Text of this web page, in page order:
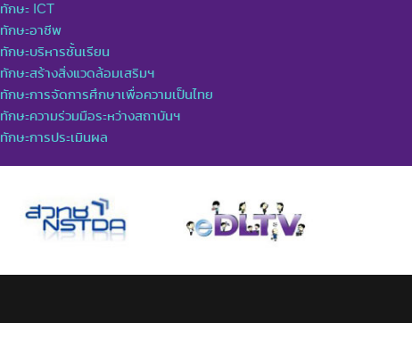
ทักษะ ICT
ทักษะอาชีพ
ทักษะบริหารชั้นเรียน
ทักษะสร้างสิ่งแวดล้อมเสริมฯ
ทักษะการจัดการศึกษาเพื่อความเป็นไทย
ทักษะความร่วมมือระหว่างสถาบันฯ
ทักษะการประเมินผล